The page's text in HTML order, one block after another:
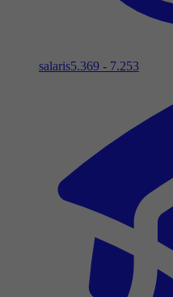
salaris5.369 - 7.253